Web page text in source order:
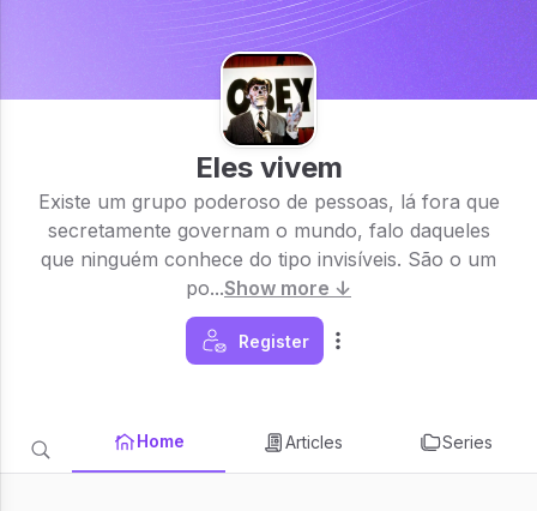
Eles vivem
Existe um grupo poderoso de pessoas, lá fora que
secretamente governam o mundo, falo daqueles
que ninguém conhece do tipo invisíveis. São o um
po...Show more ↓
Register
Home Articles Series